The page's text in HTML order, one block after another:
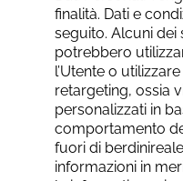
finalità. Dati e
seguito. Alcuni dei
potrebbero
l’Utente o
retargeting, ossia
personalizzati in
comportamento
fuori di
informazioni in